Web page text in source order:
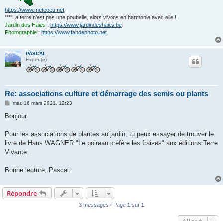
https://www.meteoeu.net
°°° La terre n'est pas une poubelle, alors vivons en harmonie avec elle !
Jardin des Haies : https://www.jardindeshaies.be
Photographie : https://www.fandephoto.net
PASCAL
Expert(e)
Re: associations culture et démarrage des semis ou plants
M
s
g
mar. 16 mars 2021, 12:23
Bonjour
Pour les associations de plantes au jardin, tu peux essayer de trouver le
livre de Hans WAGNER "Le poireau préfère les fraises" aux éditions Terre
Vivante.
Bonne lecture, Pascal.
Répondre
3 messages • Page 1 sur 1